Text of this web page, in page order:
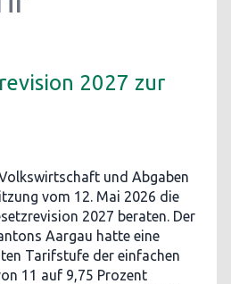
2027 zur
und Abgaben
vom 12. Mai 2026 die
2027 beraten. Der
Aargau hatte eine
Tarifstufe der einfachen
11 auf 9,75 Prozent